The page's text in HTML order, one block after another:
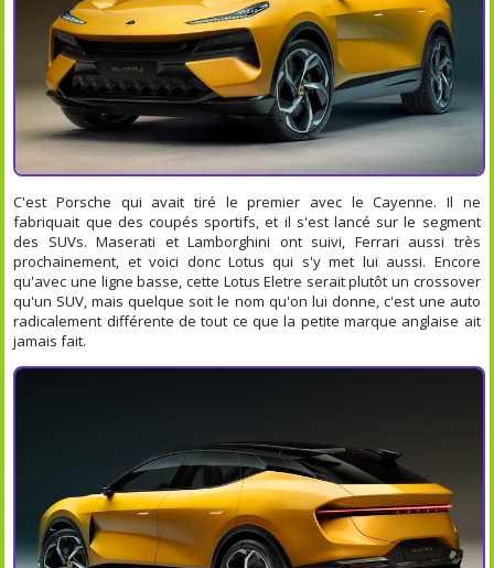
C'est Porsche qui avait tiré le premier avec le Cayenne. Il ne
fabriquait que des coupés sportifs, et il s'est lancé sur le segment
des SUVs. Maserati et Lamborghini ont suivi, Ferrari aussi très
prochainement, et voici donc Lotus qui s'y met lui aussi. Encore
qu'avec une ligne basse, cette Lotus Eletre serait plutôt un crossover
qu'un SUV, mais quelque soit le nom qu'on lui donne, c'est une auto
radicalement différente de tout ce que la petite marque anglaise ait
jamais fait.